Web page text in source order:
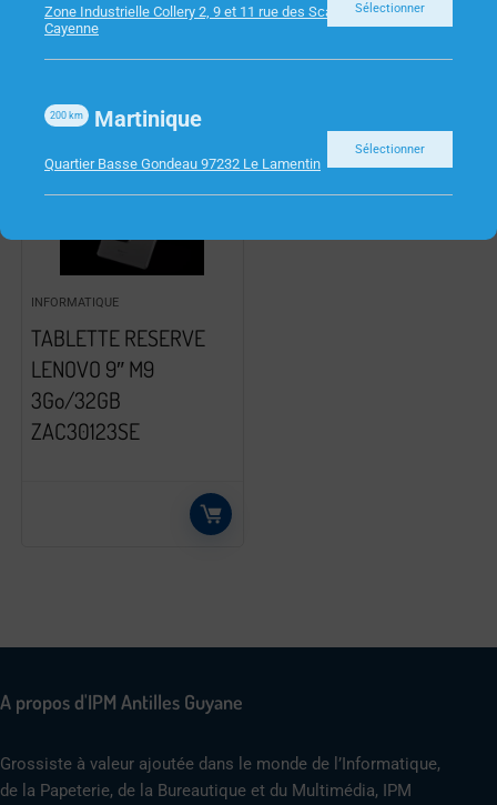
INFORMATIQUE
TABLETTE RESERVE
LENOVO 9″ M9
3Go/32GB
ZAC30123SE
A propos d'IPM Antilles Guyane
Grossiste à valeur ajoutée dans le monde de l’Informatique,
de la Papeterie, de la Bureautique et du Multimédia, IPM
Zone Industrielle Collery 2, 9 et 11 rue des Scarabees 97300
Cayenne
Sélectionner
Martinique
200 km
Quartier Basse Gondeau 97232 Le Lamentin
Sélectionner